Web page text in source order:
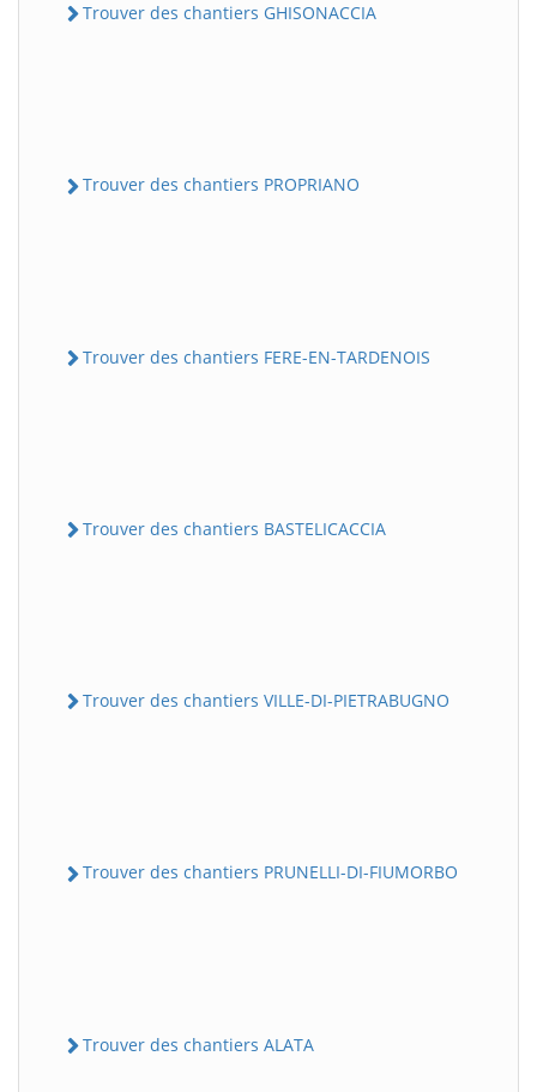
Trouver des chantiers GHISONACCIA
Trouver des chantiers PROPRIANO
Trouver des chantiers FERE-EN-TARDENOIS
Trouver des chantiers BASTELICACCIA
Trouver des chantiers VILLE-DI-PIETRABUGNO
Trouver des chantiers PRUNELLI-DI-FIUMORBO
Trouver des chantiers ALATA